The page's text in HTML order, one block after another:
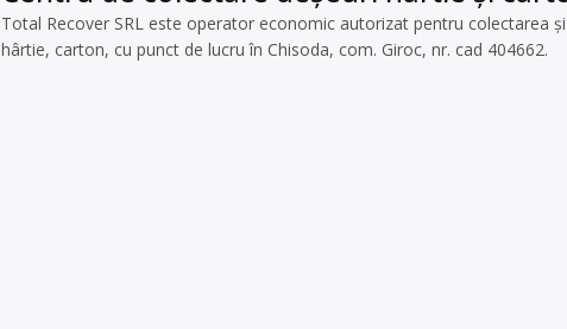
Total Recover SRL este operator economic autorizat pentru colectarea
hârtie, carton, cu punct de lucru în Chisoda, com. Giroc, nr. cad 404662.